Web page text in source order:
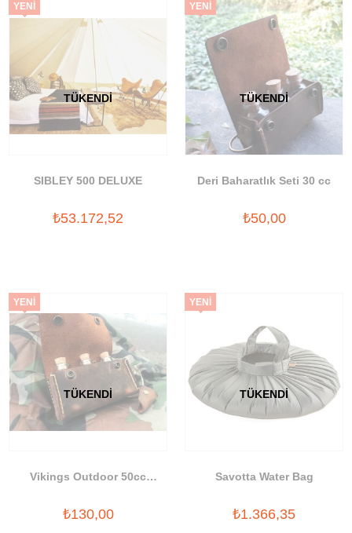
TÜKENDI
SIBLEY 500 DELUXE
₺53.172,52
YENI
TÜKENDI
Deri Baharatlık Seti 30 cc
₺50,00
YENI
ÜRÜN
TÜKENDI
Vikings Outdoor 50cc
₺130,00
YENI
ÜRÜN
TÜKENDI
Savotta Water Bag
₺1.366,35
YENI